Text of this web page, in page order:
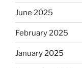
June 2025
February 2025
January 2025